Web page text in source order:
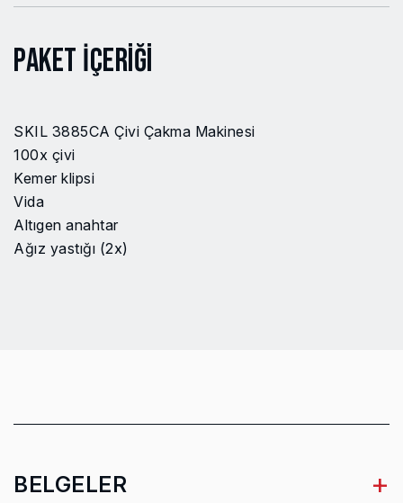
Paket İçeriği
SKIL 3885CA Çivi Çakma Makinesi
100x çivi
Kemer klipsi
Vida
Altıgen anahtar
Ağız yastığı (2x)
BELGELER +